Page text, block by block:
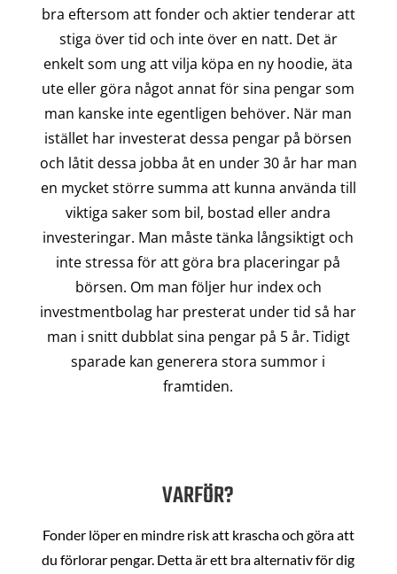
bra eftersom att fonder och aktier tenderar att
stiga över tid och inte över en natt. Det är
enkelt som ung att vilja köpa en ny hoodie, äta
ute eller göra något annat för sina pengar som
man kanske inte egentligen behöver. När man
istället har investerat dessa pengar på börsen
och låtit dessa jobba åt en under 30 år har man
en mycket större summa att kunna använda till
viktiga saker som bil, bostad eller andra
investeringar. Man måste tänka långsiktigt och
inte stressa för att göra bra placeringar på
börsen. Om man följer hur index och
investmentbolag har presterat under tid så har
man i snitt dubblat sina pengar på 5 år. Tidigt
sparade kan generera stora summor i
framtiden.
VARFÖR?
Fonder löper en mindre risk att krascha och göra att
du förlorar pengar. Detta är ett bra alternativ för dig